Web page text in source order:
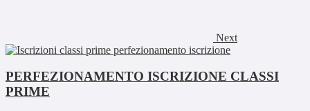
Next
PERFEZIONAMENTO ISCRIZIONE CLASSI
PRIME